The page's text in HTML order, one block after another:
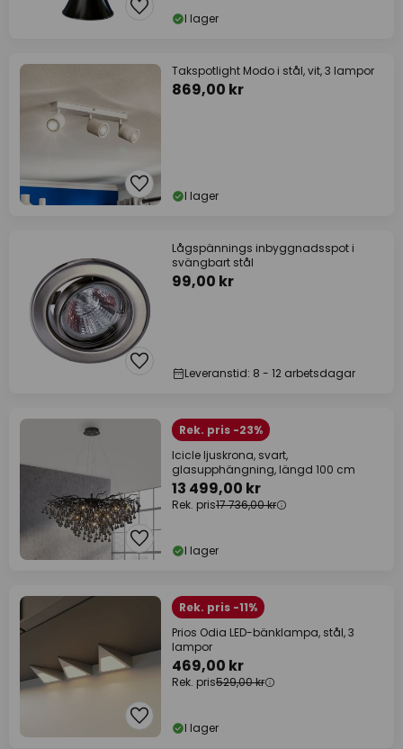
I lager
Takspotlight Modo i stål, vit, 3 lampor
869,00 kr
I lager
Lågspännings inbyggnadsspot i
svängbart stål
99,00 kr
Leveranstid: 8 - 12 arbetsdagar
Rek. pris -23%
Icicle ljuskrona, svart,
glasupphängning, längd 100 cm
13 499,00 kr
Rek. pris17 736,00 kr
I lager
Rek. pris -11%
Prios Odia LED-bänklampa, stål, 3
lampor
469,00 kr
Rek. pris529,00 kr
I lager